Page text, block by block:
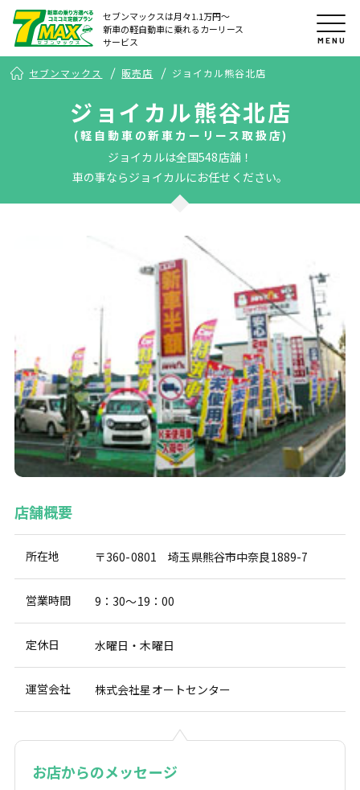
セブンマックスは月々1.1万円〜
新車の軽自動車に乗れるカーリース
サービス
MENU
セブンマックス 販売店 ジョイカル熊谷北店
ジョイカル熊谷北店
(軽自動車の新車カーリース取扱店)
ジョイカルは全国548店舗！
車の事ならジョイカルにお任せください。
店舗概要
所在地 〒360-0801 埼玉県熊谷市中奈良1889-7
営業時間 9：30～19：00
定休日 水曜日・木曜日
運営会社 株式会社星オートセンター
お店からのメッセージ